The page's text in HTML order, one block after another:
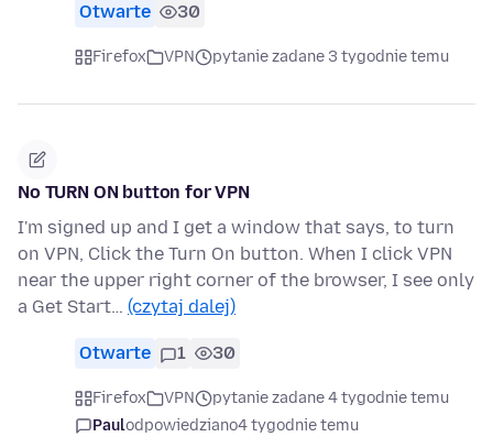
Otwarte 30
Firefox VPN pytanie zadane 3 tygodnie temu
No TURN ON button for VPN
I'm signed up and I get a window that says, to turn
on VPN, Click the Turn On button. When I click VPN
near the upper right corner of the browser, I see only
a Get Start… (czytaj dalej)
Otwarte 1 30
Firefox VPN
pytanie zadane 4 tygodnie temu
Paulodpowiedziano4 tygodnie temu